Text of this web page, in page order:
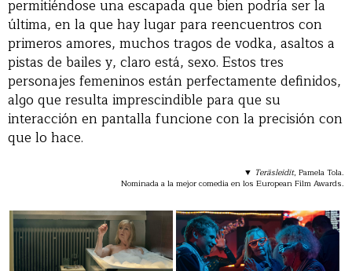
permitiéndose una escapada que bien podría ser la
última, en la que hay lugar para reencuentros con
primeros amores, muchos tragos de vodka, asaltos a
pistas de bailes y, claro está, sexo. Estos tres
personajes femeninos están perfectamente definidos,
algo que resulta imprescindible para que su
interacción en pantalla funcione con la precisión con
que lo hace.
▼ Teräsleidit, Pamela Tola.
Nominada a la mejor comedia en los European Film Awards.